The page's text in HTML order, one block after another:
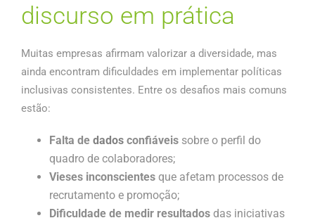
discurso em prática
Muitas empresas afirmam valorizar a diversidade, mas
ainda encontram dificuldades em implementar políticas
inclusivas consistentes. Entre os desafios mais comuns
estão:
Falta de dados confiáveis sobre o perfil do
quadro de colaboradores;
Vieses inconscientes que afetam processos de
recrutamento e promoção;
Dificuldade de medir resultados das iniciativas